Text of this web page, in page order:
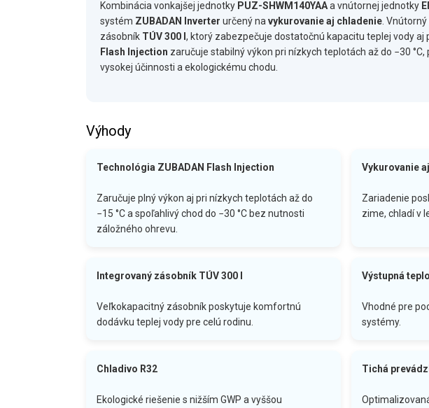
Kombinácia vonkajšej jednotky PUZ-SHWM140YAAa vnútornej jednotky
systém ZUBADAN Inverter určený na vykurovanie aj chladenie .
zásobník TÚV 300 l , ktorý zabezpečuje dostatočnú kapacitu teplej vody aj
Flash Injection zaručuje stabilný výkon pri nízkych teplotách až do −30 °C,
vysokej účinnosti a ekologickému chodu.
Výhody
Technológia ZUBADAN Flash Injection
Zaručuje plný výkon aj pri nízkych teplotách až do
−15 °C a spoľahlivý chod do −30 °C bez nutnosti
záložného ohrevu.
Vykurovanie
Zariadenie
zime, chladí v
Integrovaný zásobník TÚV 300 l
Veľkokapacitný zásobník poskytuje komfortnú
dodávku teplej vody pre celú rodinu.
Výstupná
Vhodné pre
systémy.
Chladivo R32
Ekologické riešenie s nižším GWP a vyššou
Tichá